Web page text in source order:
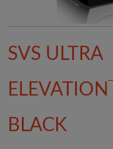
SVS ULTRA
ELEVATION
BLACK